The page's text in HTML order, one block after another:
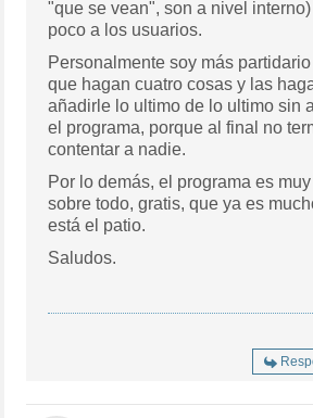
"que se vean", son a nivel
poco a los usuarios.
Personalmente soy más
que hagan cuatro cosas y las
añadirle lo ultimo de lo ultimo sin
el programa, porque al final no
contentar a nadie.
Por lo demás, el programa es
sobre todo, gratis, que ya es
está el patio.
Saludos.